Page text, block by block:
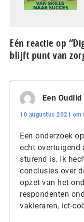
Eén reactie op
blijft punt van
Een Oudlid
10 augustus 2021 om
Een onderzoek
echt overtuigend
sturend is. Ik
conclusies over
opzet van het
respondenten
vakleraren, ict-